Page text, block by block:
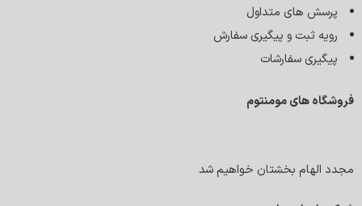
پرسش های متداول
رویه ثبت و پیگیری سفارش
پیگیری سفارشات
فروشگاه های مومنتوم
مجدد الهام بخشتان خواهیم شد